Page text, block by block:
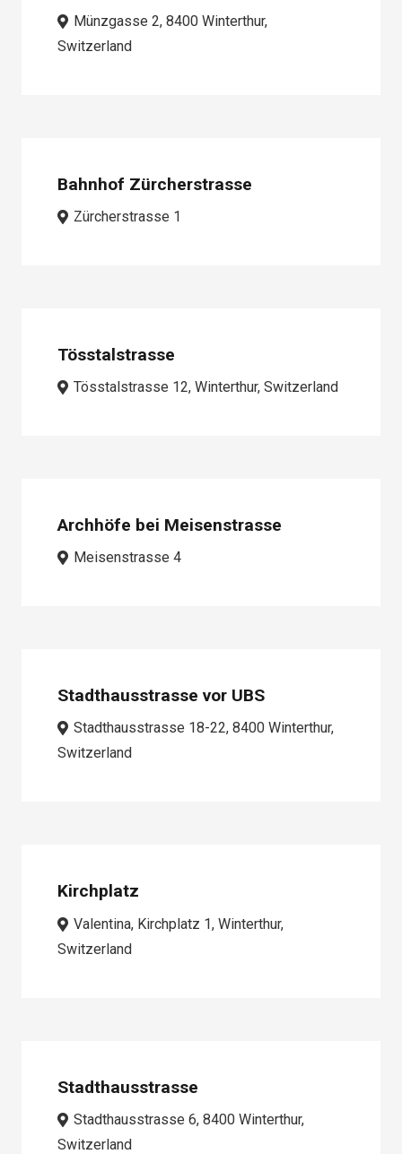
Münzgasse 2, 8400 Winterthur,
Switzerland
Bahnhof Zürcherstrasse
Zürcherstrasse 1
Tösstalstrasse
Tösstalstrasse 12, Winterthur, Switzerland
Archhöfe bei Meisenstrasse
Meisenstrasse 4
Stadthausstrasse vor UBS
Stadthausstrasse 18-22, 8400 Winterthur,
Switzerland
Kirchplatz
Valentina, Kirchplatz 1, Winterthur,
Switzerland
Stadthausstrasse
Stadthausstrasse 6, 8400 Winterthur,
Switzerland